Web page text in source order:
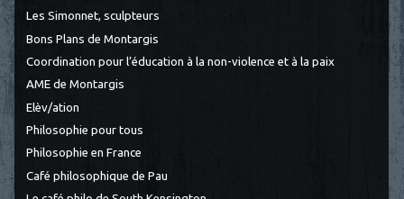
Les Simonnet, sculpteurs
Bons Plans de Montargis
Coordination pour l’éducation à la non-violence et à la paix
AME de Montargis
Elèv/ation
Philosophie pour tous
Philosophie en France
Café philosophique de Pau